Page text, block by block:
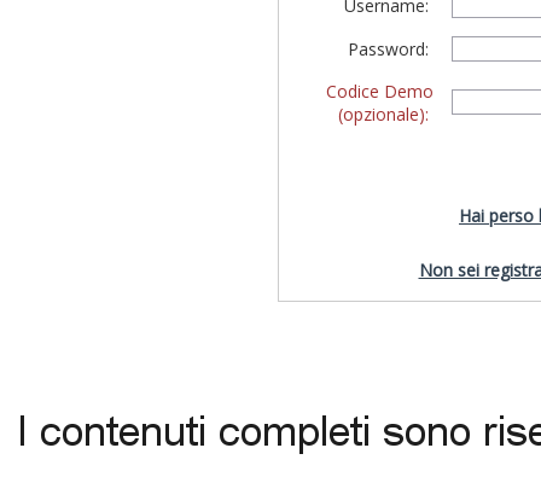
Username:
Password:
Codice Demo
(opzionale):
Hai perso
Non sei